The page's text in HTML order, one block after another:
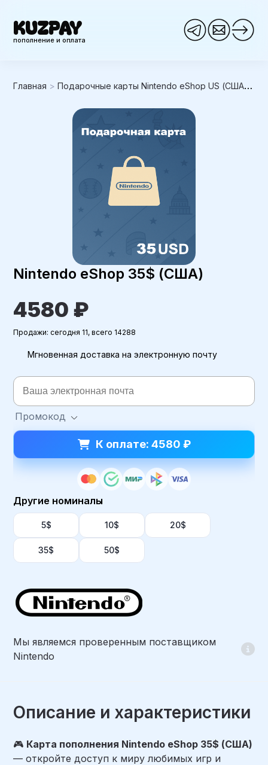
KUZPAY
пополнение и оплата
Главная >Подарочные карты Nintendo eShop US (США) >
Nintendo eShop 35$ (США)
4580 ₽
Продажи: сегодня 11, всего 14288
Мгновенная доставка на электронную почту
Промокод
К оплате: 4580 ₽
Другие номиналы
5$ 10$ 20$
35$ 50$
Мы являемся проверенным поставщиком
Nintendo
Описание и характеристики
🎮 Карта пополнения Nintendo eShop 35$ (США)
— откройте доступ к миру любимых игр и